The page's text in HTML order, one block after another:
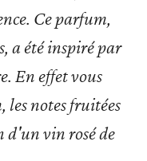
Ce parfum,
a été inspiré par
En effet vous
les notes fruitées
d'un vin rosé de